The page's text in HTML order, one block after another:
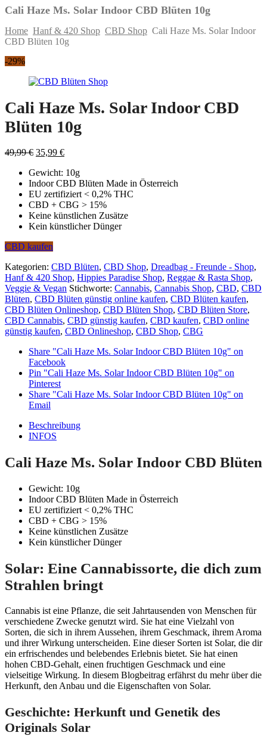
Cali Haze Ms. Solar Indoor CBD Blüten 10g
Home Hanf & 420 Shop CBD Shop Cali Haze Ms. Solar Indoor
CBD Blüten 10g
Skip
content
-29%
Cali Haze Ms. Solar Indoor CBD
Blüten 10g
49,99€ Original
was:
49,99 €.
35,99 €Current
is:
35,99 €.
Gewicht: 10g
Indoor CBD Blüten Made in Österreich
EU zertifiziert < 0,2% THC
CBD + CBG > 15%
Keine künstlichen Zusätze
Kein künstlicher Dünger
CBD kaufen
Kategorien: CBD Blüten, CBD Shop, Dreadbag - Freunde - Shop,
Hanf & 420 Shop, Hippies Paradise Shop, Reggae & Rasta Shop,
Veggie & Vegan Stichworte: Cannabis, Cannabis Shop, CBD, CBD
Blüten, CBD Blüten günstig online kaufen, CBD Blüten kaufen,
CBD Blüten Onlineshop, CBD Blüten Shop, CBD Blüten Store,
CBD Cannabis, CBD günstig kaufen, CBD kaufen, CBD online
günstig kaufen, CBD Onlineshop, CBD Shop, CBG
Share "Cali Haze Ms. Solar Indoor CBD Blüten 10g" on
Facebook
Pin "Cali Haze Ms. Solar Indoor CBD Blüten 10g" on
Pinterest
Share "Cali Haze Ms. Solar Indoor CBD Blüten 10g" on
Email
Beschreibung
INFOS
Cali Haze Ms. Solar Indoor CBD Blüten
Gewicht: 10g
Indoor CBD Blüten Made in Österreich
EU zertifiziert < 0,2% THC
CBD + CBG > 15%
Keine künstlichen Zusätze
Kein künstlicher Dünger
Solar: Eine Cannabissorte, die dich zum
Strahlen bringt
Cannabis ist eine Pflanze, die seit Jahrtausenden von Menschen für
verschiedene Zwecke genutzt wird. Sie hat eine Vielzahl von
Sorten, die sich in ihrem Aussehen, ihrem Geschmack, ihrem Aroma
und ihrer Wirkung unterscheiden. Eine dieser Sorten ist Solar, die dir
ein erfrischendes und belebendes Erlebnis bietet. Sie hat einen
hohen CBD-Gehalt, einen fruchtigen Geschmack und eine
vielseitige Wirkung. In diesem Blogbeitrag erfährst du mehr über die
Herkunft, den Anbau und die Eigenschaften von Solar.
Geschichte: Herkunft und Genetik des
Originals Solar